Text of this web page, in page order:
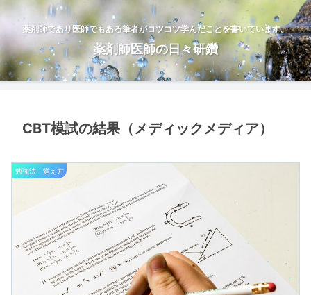
薬剤師であり医師でもある筆者がコツコツ学んだことを書いています。
薬剤師医師の日々研鑽
CBT模試の結果（メディックメディア）
勉強法・覚え方